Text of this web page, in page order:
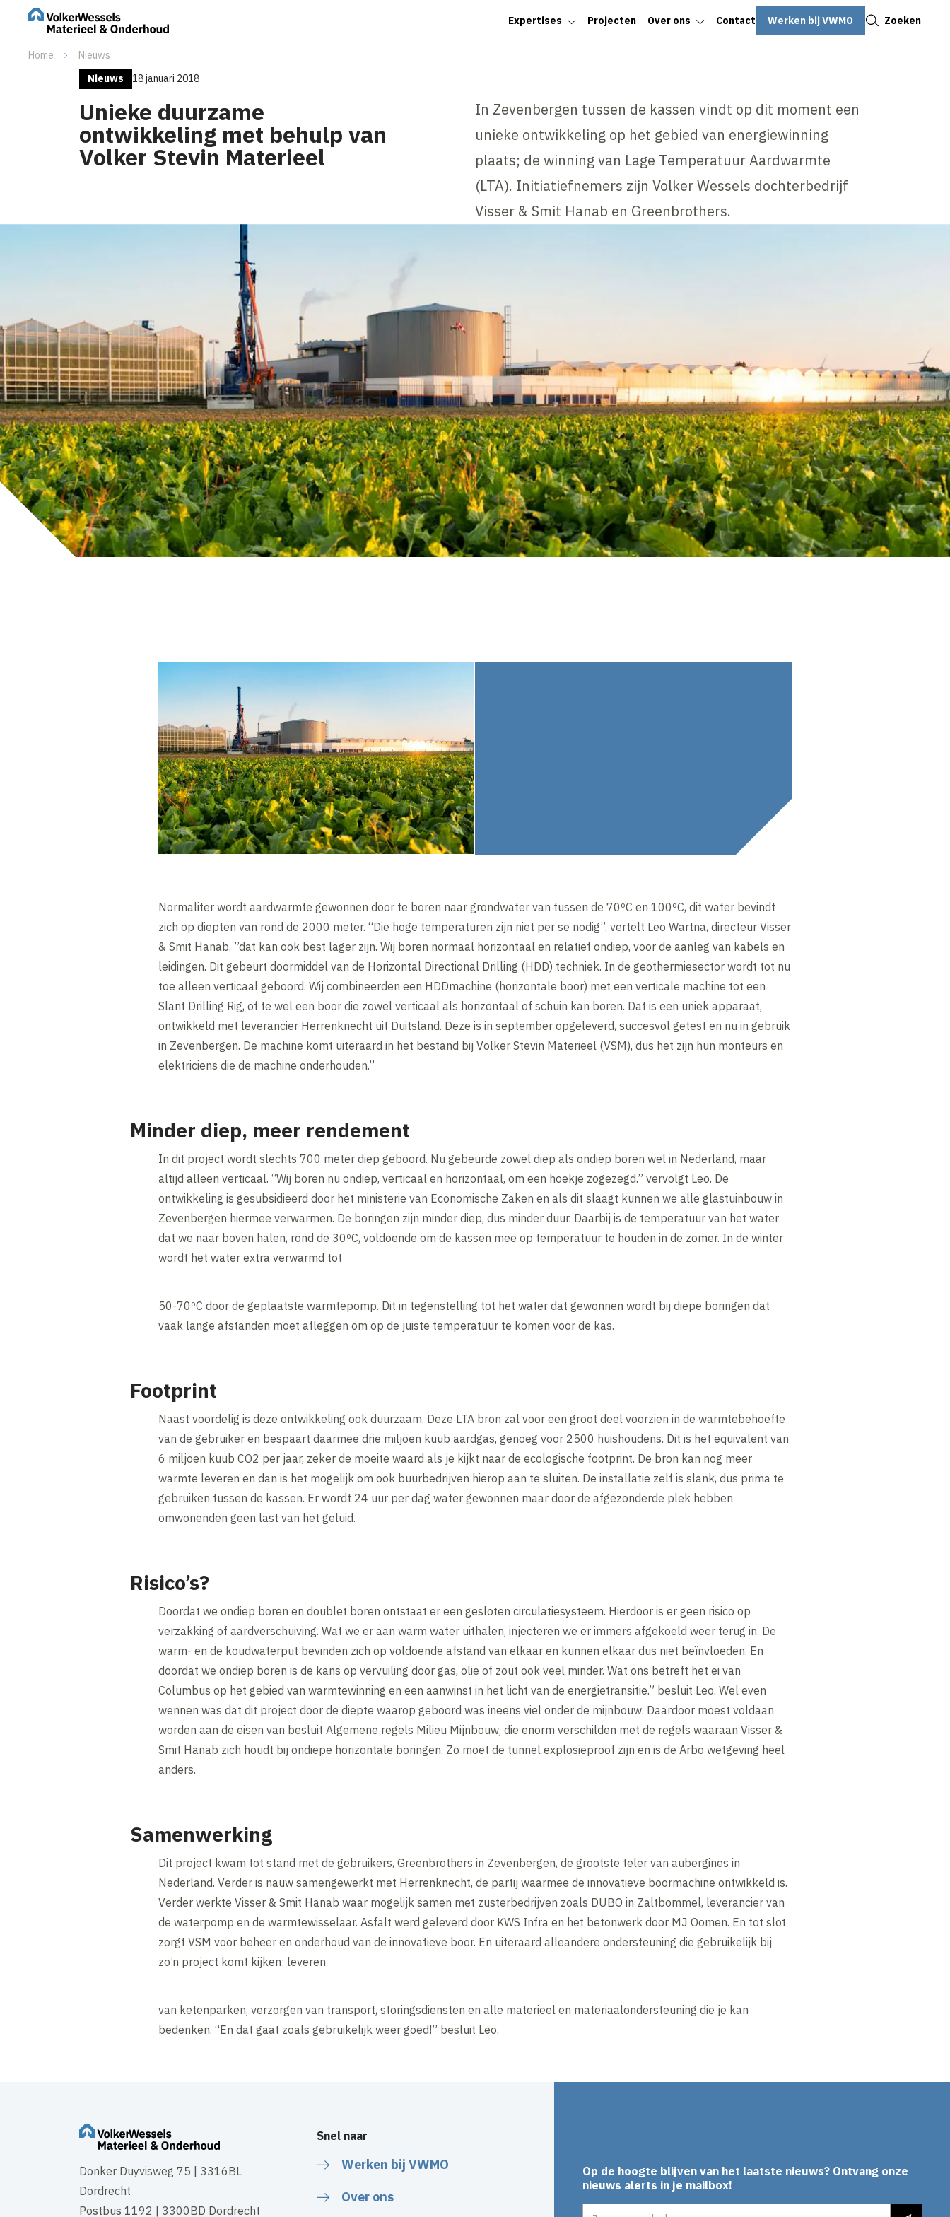
Expertises Projecten Over ons Contact Werken bij VWMO Zoeken
Home
Nieuws
Nieuws
18 januari 2018
Unieke duurzame
ontwikkeling met behulp van
Volker Stevin Materieel
In Zevenbergen tussen de kassen vindt op dit moment een
unieke ontwikkeling op het gebied van energiewinning
plaats; de winning van Lage Temperatuur Aardwarmte
(LTA). Initiatiefnemers zijn Volker Wessels dochterbedrijf
Visser & Smit Hanab en Greenbrothers.
Normaliter wordt aardwarmte gewonnen door te boren naar grondwater van tussen de 70ºC en 100ºC, dit water bevindt
zich op diepten van rond de 2000 meter. “Die hoge temperaturen zijn niet per se nodig”, vertelt Leo Wartna, directeur Visser
& Smit Hanab, ”dat kan ook best lager zijn. Wij boren normaal horizontaal en relatief ondiep, voor de aanleg van kabels en
leidingen. Dit gebeurt doormiddel van de Horizontal Directional Drilling (HDD) techniek. In de geothermiesector wordt tot nu
toe alleen verticaal geboord. Wij combineerden een HDDmachine (horizontale boor) met een verticale machine tot een
Slant Drilling Rig, of te wel een boor die zowel verticaal als horizontaal of schuin kan boren. Dat is een uniek apparaat,
ontwikkeld met leverancier Herrenknecht uit Duitsland. Deze is in september opgeleverd, succesvol getest en nu in gebruik
in Zevenbergen. De machine komt uiteraard in het bestand bij Volker Stevin Materieel (VSM), dus het zijn hun monteurs en
elektriciens die de machine onderhouden.”
Minder diep, meer rendement
In dit project wordt slechts 700 meter diep geboord. Nu gebeurde zowel diep als ondiep boren wel in Nederland, maar
altijd alleen verticaal. “Wij boren nu ondiep, verticaal en horizontaal, om een hoekje zogezegd.” vervolgt Leo. De
ontwikkeling is gesubsidieerd door het ministerie van Economische Zaken en als dit slaagt kunnen we alle glastuinbouw in
Zevenbergen hiermee verwarmen. De boringen zijn minder diep, dus minder duur. Daarbij is de temperatuur van het water
dat we naar boven halen, rond de 30ºC, voldoende om de kassen mee op temperatuur te houden in de zomer. In de winter
wordt het water extra verwarmd tot
50-70ºC door de geplaatste warmtepomp. Dit in tegenstelling tot het water dat gewonnen wordt bij diepe boringen dat
vaak lange afstanden moet afleggen om op de juiste temperatuur te komen voor de kas.
Footprint
Naast voordelig is deze ontwikkeling ook duurzaam. Deze LTA bron zal voor een groot deel voorzien in de warmtebehoefte
van de gebruiker en bespaart daarmee drie miljoen kuub aardgas, genoeg voor 2500 huishoudens. Dit is het equivalent van
6 miljoen kuub CO2 per jaar, zeker de moeite waard als je kijkt naar de ecologische footprint. De bron kan nog meer
warmte leveren en dan is het mogelijk om ook buurbedrijven hierop aan te sluiten. De installatie zelf is slank, dus prima te
gebruiken tussen de kassen. Er wordt 24 uur per dag water gewonnen maar door de afgezonderde plek hebben
omwonenden geen last van het geluid.
Risico’s?
Doordat we ondiep boren en doublet boren ontstaat er een gesloten circulatiesysteem. Hierdoor is er geen risico op
verzakking of aardverschuiving. Wat we er aan warm water uithalen, injecteren we er immers afgekoeld weer terug in. De
warm- en de koudwaterput bevinden zich op voldoende afstand van elkaar en kunnen elkaar dus niet beïnvloeden. En
doordat we ondiep boren is de kans op vervuiling door gas, olie of zout ook veel minder. Wat ons betreft het ei van
Columbus op het gebied van warmtewinning en een aanwinst in het licht van de energietransitie.” besluit Leo. Wel even
wennen was dat dit project door de diepte waarop geboord was ineens viel onder de mijnbouw. Daardoor moest voldaan
worden aan de eisen van besluit Algemene regels Milieu Mijnbouw, die enorm verschilden met de regels waaraan Visser &
Smit Hanab zich houdt bij ondiepe horizontale boringen. Zo moet de tunnel explosieproof zijn en is de Arbo wetgeving heel
anders.
Samenwerking
Dit project kwam tot stand met de gebruikers, Greenbrothers in Zevenbergen, de grootste teler van aubergines in
Nederland. Verder is nauw samengewerkt met Herrenknecht, de partij waarmee de innovatieve boormachine ontwikkeld is.
Verder werkte Visser & Smit Hanab waar mogelijk samen met zusterbedrijven zoals DUBO in Zaltbommel, leverancier van
de waterpomp en de warmtewisselaar. Asfalt werd geleverd door KWS Infra en het betonwerk door MJ Oomen. En tot slot
zorgt VSM voor beheer en onderhoud van de innovatieve boor. En uiteraard alleandere ondersteuning die gebruikelijk bij
zo’n project komt kijken: leveren
van ketenparken, verzorgen van transport, storingsdiensten en alle materieel en materiaalondersteuning die je kan
bedenken. “En dat gaat zoals gebruikelijk weer goed!” besluit Leo.
Donker Duyvisweg 75 | 3316BL
Dordrecht
Postbus 1192 | 3300BD Dordrecht
Snel naar
Werken bij VWMO
Over ons
Op de hoogte blijven van het laatste nieuws? Ontvang onze
nieuws alerts in je mailbox!
Sluiten